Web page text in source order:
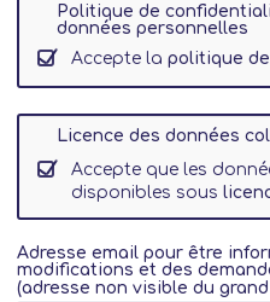
Politique de
données personnelles
Accepte la politique
Licence des données
Accepte que les
disponibles sous
Adresse email pour être
modifications et des
(adresse non visible du